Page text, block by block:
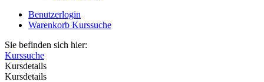
Benutzerlogin
Warenkorb Kurssuche
Sie befinden sich hier:
Kurssuche
Kursdetails
Kursdetails